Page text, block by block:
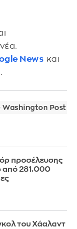
News και
Washington Post
προσέλευσης
από 281.000
του Χάαλαντ